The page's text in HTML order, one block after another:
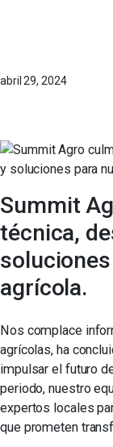
abril 29, 2024
Summit
técnica,
agrícola.
Nos complace
agrícolas, ha
impulsar el futuro
periodo, nuestro
expertos locales
que prometen